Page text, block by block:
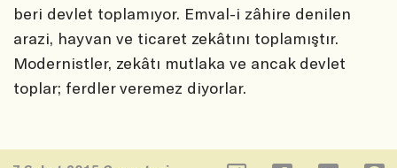
beri devlet toplamıyor. Emval-i zâhire denilen
arazi, hayvan ve ticaret zekâtını toplamıştır.
Modernistler, zekâtı mutlaka ve ancak devlet
toplar; ferdler veremez diyorlar.